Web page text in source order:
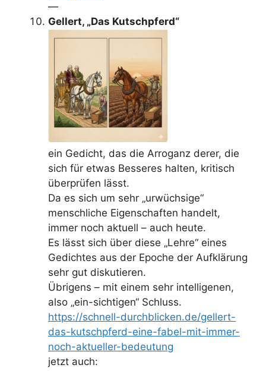
—
Gellert, „Das Kutschpferd“
ein Gedicht, das die Arroganz derer, die
sich für etwas Besseres halten, kritisch
überprüfen lässt.
Da es sich um sehr „urwüchsige“
menschliche Eigenschaften handelt,
immer noch aktuell – auch heute.
Es lässt sich über diese „Lehre“ eines
Gedichtes aus der Epoche der Aufklärung
sehr gut diskutieren.
Übrigens – mit einem sehr intelligenen,
also „ein-sichtigen“ Schluss.
https://schnell-durchblicken.de/gellert-
das-kutschpferd-eine-fabel-mit-immer-
noch-aktueller-bedeutung
jetzt auch: